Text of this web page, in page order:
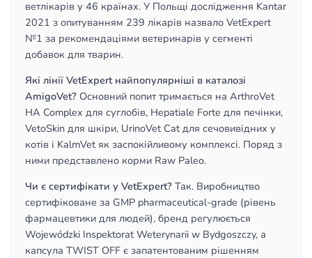
ветлікарів у 46 країнах. У Польщі дослідження Kantar
2021 з опитуванням 239 лікарів назвало VetExpert
№1 за рекомендаціями ветеринарів у сегменті
добавок для тварин.
Які лінії VetExpert найпопулярніші в каталозі
AmigoVet? Основний попит тримається на ArthroVet
HA Complex для суглобів, Hepatiale Forte для печінки,
VetoSkin для шкіри, UrinoVet Cat для сечовивідних у
котів і KalmVet як заспокійливому комплексі. Поряд з
ними представлено корми Raw Paleo.
Чи є сертифікати у VetExpert? Так. Виробництво
сертифіковане за GMP pharmaceutical-grade (рівень
фармацевтики для людей), бренд регулюється
Wojewódzki Inspektorat Weterynarii w Bydgoszczy, а
капсула TWIST OFF є запатентованим рішенням